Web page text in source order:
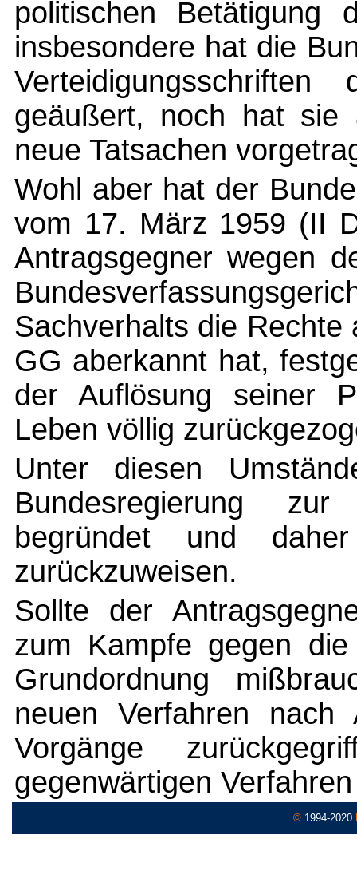
politischen Betätigung
insbesondere hat die
geäußert, noch hat sie
neue Tatsachen
Wohl aber hat der
vom 17. März 1959 (II
Antragsgegner wegen
Sachverhalts die
GG aberkannt hat,
der Auflösung seiner
Leben völlig
Unter diesen
Bundesregierung
begründet und
zurückzuweisen.
Sollte der
zum Kampfe gegen
Grundordnung
neuen Verfahren
Vorgänge
gegenwärtigen
© 1994-2020